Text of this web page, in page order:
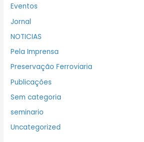
Eventos
Jornal
NOTICIAS
Pela Imprensa
Preservação Ferroviaria
Publicações
Sem categoria
seminario
Uncategorized